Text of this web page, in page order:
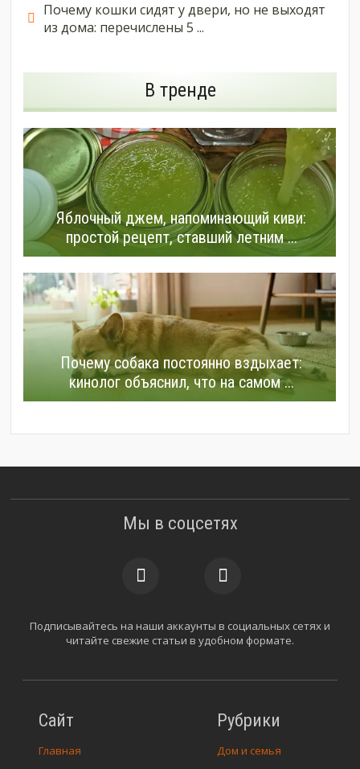
Почему кошки сидят у двери, но не выходят
из дома: перечислены 5 ...
В тренде
Яблочный джем, напоминающий киви:
простой рецепт, ставший летним ...
Почему собака постоянно вздыхает:
кинолог объяснил, что на самом ...
Сайт
Главная
Рубрики
Дом и семья
Мы в соцсетях
Подписывайтесь на наши аккаунты в социальных сетях и
читайте свежие статьи в удобном формате.